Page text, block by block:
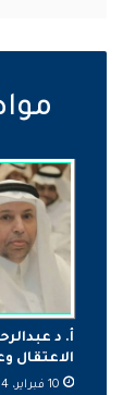
أ. د
الاعتقال
10 فبراير، 2024